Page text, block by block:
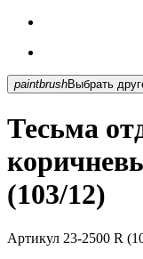
paintbrush
Тесьма
(103/12)
Артикул 23-2500 R